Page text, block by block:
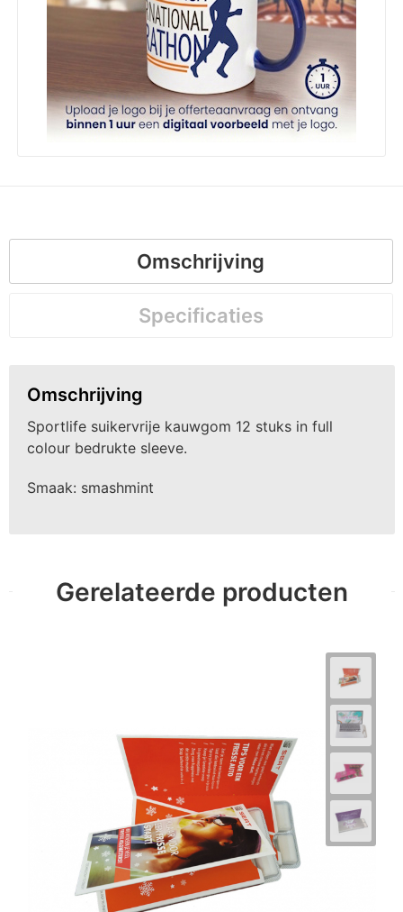
Omschrijving
Specificaties
Omschrijving
Sportlife suikervrije kauwgom 12 stuks in full
colour bedrukte sleeve.
Smaak: smashmint
Gerelateerde producten